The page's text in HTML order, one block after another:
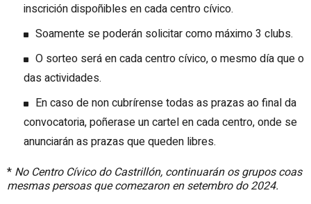
inscrición dispoñibles en cada centro cívico.
Soamente se poderán solicitar como máximo 3 clubs.
O sorteo será en cada centro cívico, o mesmo día que o
das actividades.
En caso de non cubrírense todas as prazas ao final da
convocatoria, poñerase un cartel en cada centro, onde se
anunciarán as prazas que queden libres.
* No Centro Cívico do Castrillón, continuarán os grupos coas
mesmas persoas que comezaron en setembro do 2024.